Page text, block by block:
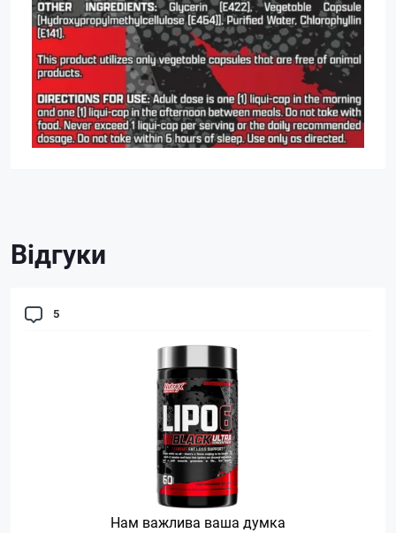
Відгуки
5
Нам важлива ваша думка